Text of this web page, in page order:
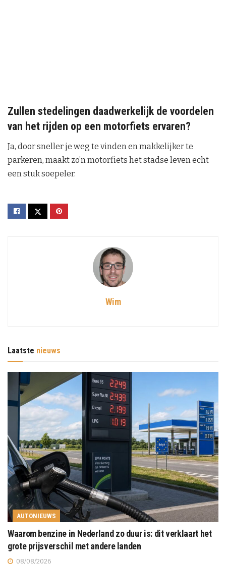
Zullen stedelingen daadwerkelijk de voordelen
van het rijden op een motorfiets ervaren?
Ja, door sneller je weg te vinden en makkelijker te
parkeren, maakt zo’n motorfiets het stadse leven echt
een stuk soepeler.
Wim
Laatste nieuws
AUTONIEUWS
Waarom benzine in Nederland zo duur is: dit verklaart het
grote prijsverschil met andere landen
08/08/2026